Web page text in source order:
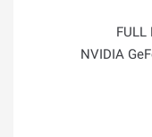
NVIDIA